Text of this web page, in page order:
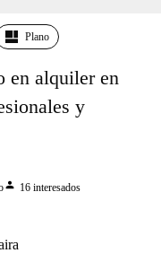
Plano
en alquiler en
y
person 16 interesados